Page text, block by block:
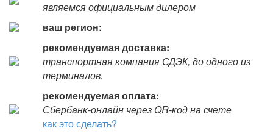
являемся официальным дилером
ваш регион:
рекомендуемая доставка:
транспортная компания СДЭК, до одного из
терминалов.
рекомендуемая оплата:
Сбербанк-онлайн через QR-код на счете
как это сделать?